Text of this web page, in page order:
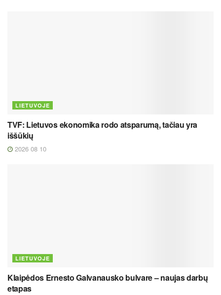
LIETUVOJE
TVF: Lietuvos ekonomika rodo atsparumą, tačiau yra
iššūkių
2026 08 10
LIETUVOJE
Klaipėdos Ernesto Galvanausko bulvare – naujas darbų
etapas